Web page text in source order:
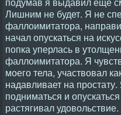
Лишним не будет. Я не
фаллоимитатора,
начал опускаться на
попка уперлась в
фаллоимитатора. Я
моего тела, участвовал
надавливает на
подниматься и
растягивал удовольствие.